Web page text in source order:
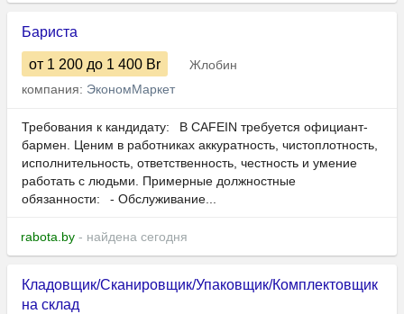
Бариста
от 1 200 до 1 400 Br
Жлобин
компания: ЭкономМаркет
Требования к кандидату: В CAFEIN требуется официант-
бармен. Ценим в работниках аккуратность, чистоплотность,
исполнительность, ответственность, честность и умение
работать с людьми. Примерные должностные
обязанности: - Обслуживание...
rabota.by - найдена сегодня
Кладовщик/Сканировщик/Упаковщик/Комплектовщик
на склад